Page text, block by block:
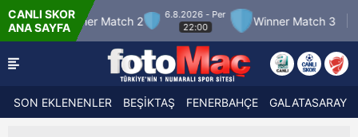
CANLI SKOR
ANA SAYFA
Match 2
6.8.2026 - Per
22:00
Winner Match 3 Boluspor
SON EKLENENLER BEŞİKTAŞ FENERBAHÇE GALATASARAY